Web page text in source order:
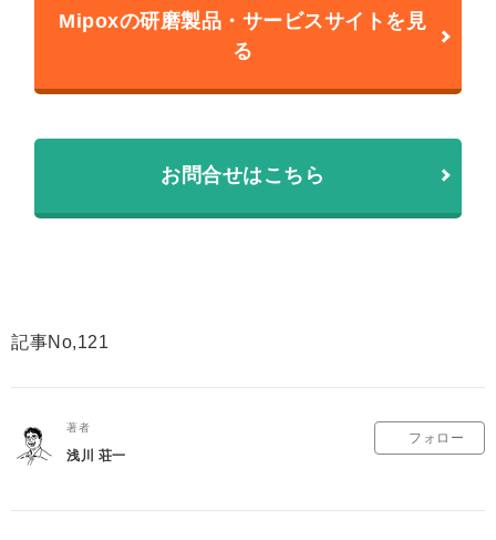
Mipoxの研磨製品・サービスサイトを見
る
お問合せはこちら
記事No,121
著者
浅川 荘一
フォロー